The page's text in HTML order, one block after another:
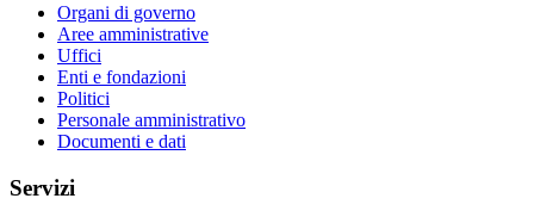
Organi di governo
Aree amministrative
Uffici
Enti e fondazioni
Politici
Personale amministrativo
Documenti e dati
Servizi